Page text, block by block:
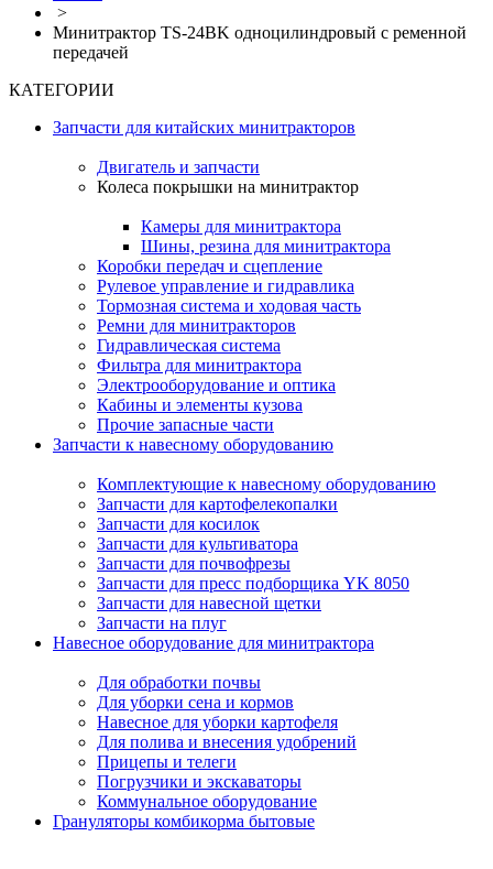
>
Минитрактор TS-24BK одноцилиндровый с ременной
передачей
КАТЕГОРИИ
Запчасти для китайских минитракторов
Двигатель и запчасти
Колеса покрышки на минитрактор
Камеры для минитрактора
Шины, резина для минитрактора
Коробки передач и сцепление
Рулевое управление и гидравлика
Тормозная система и ходовая часть
Ремни для минитракторов
Гидравлическая система
Фильтра для минитрактора
Электрооборудование и оптика
Кабины и элементы кузова
Прочие запасные части
Запчасти к навесному оборудованию
Комплектующие к навесному оборудованию
Запчасти для картофелекопалки
Запчасти для косилок
Запчасти для культиватора
Запчасти для почвофрезы
Запчасти для пресс подборщика YK 8050
Запчасти для навесной щетки
Запчасти на плуг
Навесное оборудование для минитрактора
Для обработки почвы
Для уборки сена и кормов
Навесное для уборки картофеля
Для полива и внесения удобрений
Прицепы и телеги
Погрузчики и экскаваторы
Коммунальное оборудование
Грануляторы комбикорма бытовые